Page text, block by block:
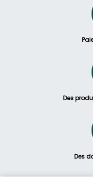
Des
Des